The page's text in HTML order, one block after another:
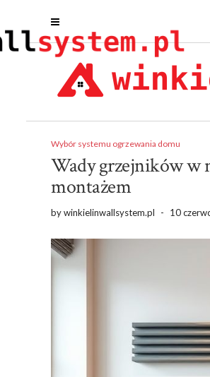
Wybór systemu ogrzewania domu
Wady grzejników w
montażem
bywinkielinwallsystem.pl - 10